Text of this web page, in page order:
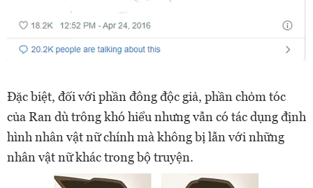
Đặc biệt, đối với phần đông độc giả, phần chỏm tóc
của Ran dù trông khó hiểu nhưng vẫn có tác dụng định
hình nhân vật nữ chính mà không bị lẫn với những
nhân vật nữ khác trong bộ truyện.